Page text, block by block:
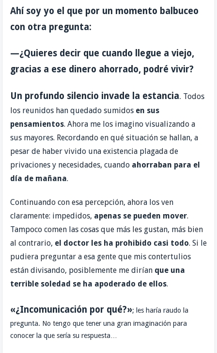
Ahí soy yo el que por un momento balbuceo
con otra pregunta:
—¿Quieres decir que cuando llegue a viejo,
gracias a ese dinero ahorrado, podré vivir?
Un profundo silencio invade la estancia. Todos
los reunidos han quedado sumidos en sus
pensamientos. Ahora me los imagino visualizando a
sus mayores. Recordando en qué situación se hallan, a
pesar de haber vivido una existencia plagada de
privaciones y necesidades, cuando ahorraban para el
día de mañana.
Continuando con esa percepción, ahora los ven
claramente: impedidos, apenas se pueden mover.
Tampoco comen las cosas que más les gustan, más bien
al contrario, el doctor les ha prohibido casi todo. Si le
pudiera preguntar a esa gente que mis contertulios
están divisando, posiblemente me dirían que una
terrible soledad se ha apoderado de ellos.
«¿Incomunicación por qué?»; les haría raudo la
pregunta. No tengo que tener una gran imaginación para
conocer la que sería su respuesta…